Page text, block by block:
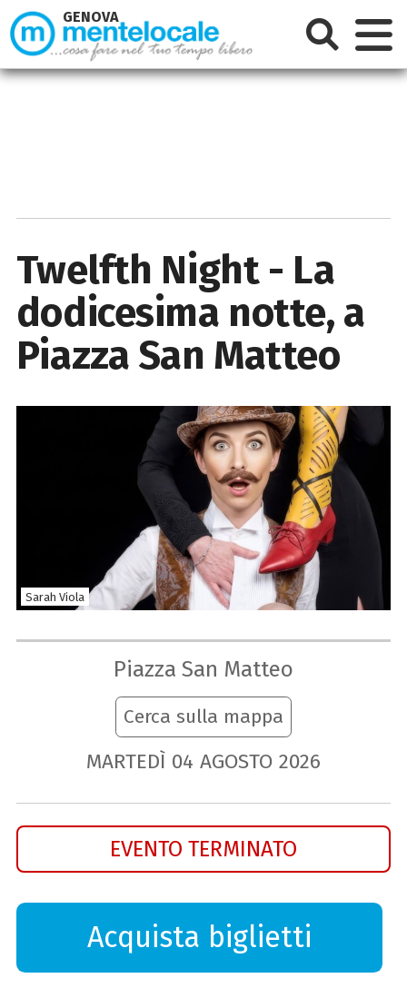
Twelfth Night - La
dodicesima notte, a
Piazza San Matteo
Sarah Viola
Piazza San Matteo
Cerca sulla mappa
MARTEDÌ 04 AGOSTO 2026
EVENTO TERMINATO
Acquista biglietti
GENOVA